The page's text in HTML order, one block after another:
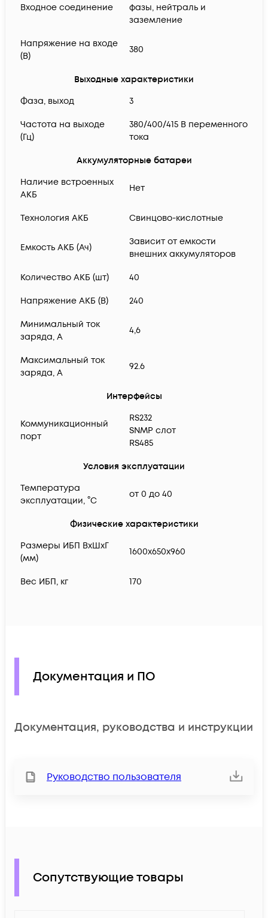
Входное соединение
фазы, нейтраль и
заземление
Напряжение на входе
(В)
380
Выходные характеристики
Фаза, выход
3
Частота на выходе
(Гц)
380/400/415 В переменного
тока
Аккумуляторные батареи
Наличие встроенных
АКБ
Нет
Технология АКБ Свинцово-кислотные
Емкость АКБ (Ач)
Зависит от емкости
внешних аккумуляторов
Количество АКБ (шт) 40
Напряжение АКБ (В) 240
Минимальный ток
заряда, А
4,6
Максимальный ток
заряда, А
92.6
Интерфейсы
Коммуникационный
порт
RS232
SNMP слот
RS485
Условия эксплуатации
Температура
эксплуатации, °C
от 0 до 40
Физические характеристики
Размеры ИБП ВхШхГ
(мм)
1600x650x960
Вес ИБП, кг 170
Документация и ПО
Документация, руководства и инструкции
Руководство пользователя
Сопутствующие товары